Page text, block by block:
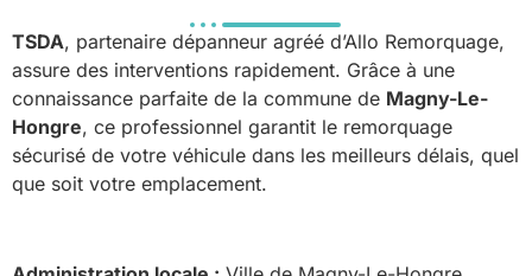
TSDA, partenaire dépanneur agréé d’Allo Remorquage,
assure des interventions rapidement. Grâce à une
connaissance parfaite de la commune de Magny-Le-
Hongre, ce professionnel garantit le remorquage
sécurisé de votre véhicule dans les meilleurs délais, quel
que soit votre emplacement.